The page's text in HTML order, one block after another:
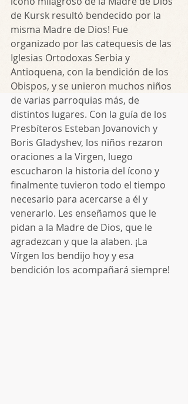
de Kursk resultó bendecido por la
misma Madre de Dios! Fue
organizado por las catequesis de las
Iglesias Ortodoxas Serbia y
Antioquena, con la bendición de los
Obispos, y se unieron muchos niños
de varias parroquias más, de
distintos lugares. Con la guía de los
Presbíteros Esteban Jovanovich y
Boris Gladyshev, los niños rezaron
oraciones a la Virgen, luego
escucharon la historia del ícono y
finalmente tuvieron todo el tiempo
necesario para acercarse a él y
venerarlo. Les enseñamos que le
pidan a la Madre de Dios, que le
agradezcan y que la alaben. ¡La
Vírgen los bendijo hoy y esa
bendición los acompañará siempre!